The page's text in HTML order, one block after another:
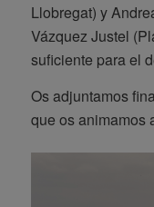
Llobregat) y
Vázquez Justel
suficiente para el
Os adjuntamos
que os animamos